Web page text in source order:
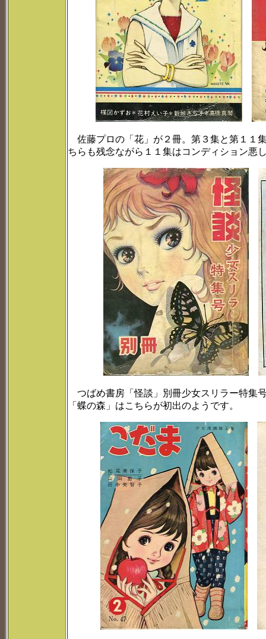
佐藤プロの「花」が２冊。第３集と第１１
ちらも残念ながら１１集はコンディション悪
つばめ書房「怪談」別冊少女スリラー特集
「蝶の森」はこちらが初出のようです。